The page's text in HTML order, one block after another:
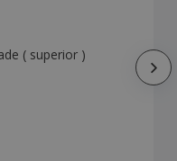
( superior )